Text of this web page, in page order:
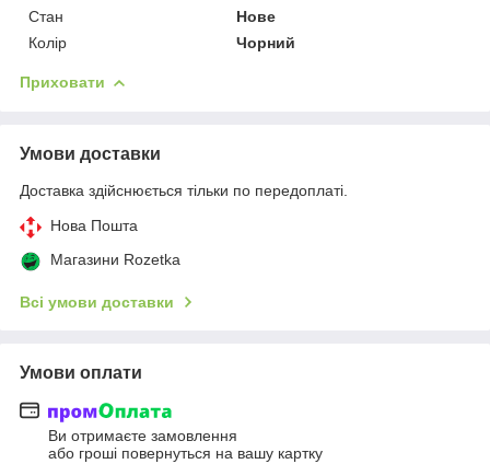
Стан
Нове
Колір
Чорний
Приховати
Умови доставки
Доставка здійснюється тільки по передоплаті.
Нова Пошта
Магазини Rozetka
Всі умови доставки
Умови оплати
Ви отримаєте замовлення
або гроші повернуться на вашу картку